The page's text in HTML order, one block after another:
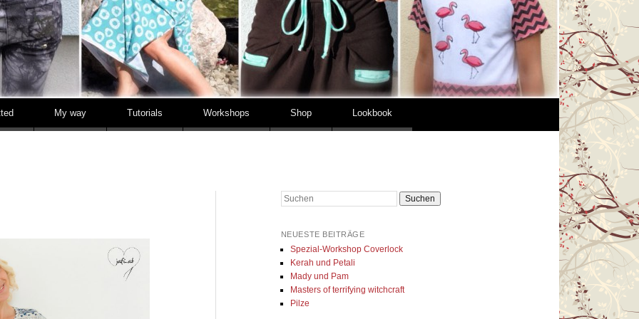
My way Tutorials Workshops Shop Lookbook
Suchen
NEUESTE BEITRÄGE
Spezial-Workshop Coverlock
Kerah und Petali
Mady und Pam
Masters of terrifying witchcraft
Pilze